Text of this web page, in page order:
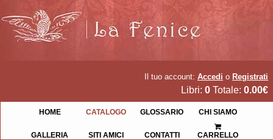
Il tuo account: Accedi o Registrati
Libri: 0 Totale: 0.00€
HOME CATALOGO GLOSSARIO CHI SIAMO
GALLERIA SITI AMICI CONTATTI CARRELLO